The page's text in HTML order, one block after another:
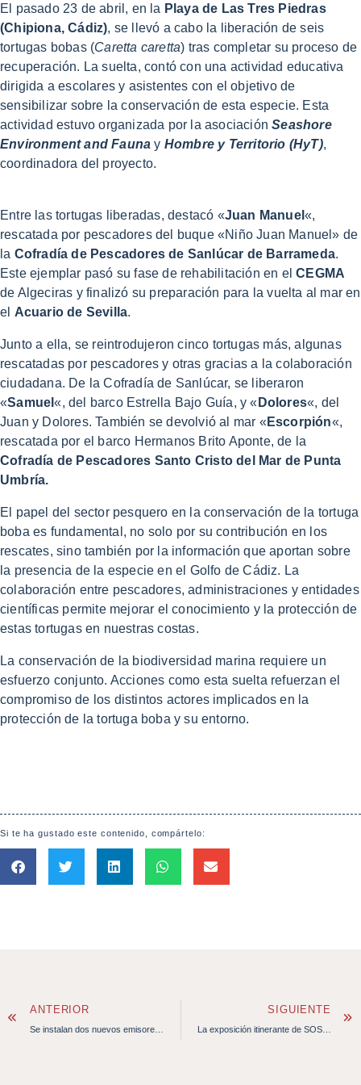
El pasado 23 de abril, en la Playa de Las Tres Piedras
(Chipiona, Cádiz), se llevó a cabo la liberación de seis
tortugas bobas (Caretta caretta) tras completar su proceso de
recuperación. La suelta, contó con una actividad educativa
dirigida a escolares y asistentes con el objetivo de
sensibilizar sobre la conservación de esta especie. Esta
actividad estuvo organizada por la asociaciónSeashore
Environment and Fauna y Hombre y Territorio (HyT),
coordinadora del proyecto.
Entre las tortugas liberadas, destacó «Juan Manuel«,
rescatada por pescadores del buque «Niño Juan Manuel» de
la Cofradía de Pescadores de Sanlúcar de Barrameda.
Este ejemplar pasó su fase de rehabilitación en elCEGMA
de Algeciras y finalizó su preparación para la vuelta al mar en
el Acuario de Sevilla.
Junto a ella, se reintrodujeron cinco tortugas más, algunas
rescatadas por pescadores y otras gracias a la colaboración
ciudadana. De la Cofradía de Sanlúcar, se liberaron
«Samuel«, del barco Estrella Bajo Guía, y « Dolores«, del
Juan y Dolores. También se devolvió al mar « Escorpión«,
rescatada por el barco Hermanos Brito Aponte, de la
Cofradía de Pescadores Santo Cristo del Mar de Punta
Umbría.
El papel del sector pesquero en la conservación de la tortuga
boba es fundamental, no solo por su contribución en los
rescates, sino también por la información que aportan sobre
la presencia de la especie en el Golfo de Cádiz. La
colaboración entre pescadores, administraciones y entidades
científicas permite mejorar el conocimiento y la protección de
estas tortugas en nuestras costas.
La conservación de la biodiversidad marina requiere un
esfuerzo conjunto. Acciones como esta suelta refuerzan el
compromiso de los distintos actores implicados en la
protección de la tortuga boba y su entorno.
Si te ha gustado este contenido, compártelo:
ANTERIOR
Se instalan dos nuevos emisores satélites en 2 ejemplares liberados en Camposoto
SIGUIENTE
La exposición itinerante de SOS Caretta llega a Algeciras en Diverciencia